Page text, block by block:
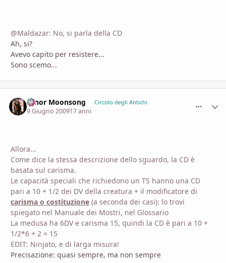
@Maldazar: No, si parla della CD
Ah, si?
Avevo capito per resistere...
Sono scemo...
Hinor Moonsong Circolo degli Antichi
9 Giugno 200917 anni
Allora...
Come dice la stessa descrizione dello sguardo, la CD è
basata sul carisma.
Le capacità speciali che richiedono un TS hanno una CD
pari a 10 + 1/2 dei DV della creatura + il modificatore di
carisma o costituzione (a seconda dei casi): lo trovi
spiegato nel Manuale dei Mostri, nel Glossario
La medusa ha 6DV e carisma 15, quindi la CD è pari a 10 +
1/2*6 + 2 = 15
EDIT: Ninjato, e di larga misura!
Precisazione: quasi sempre, ma non sempre